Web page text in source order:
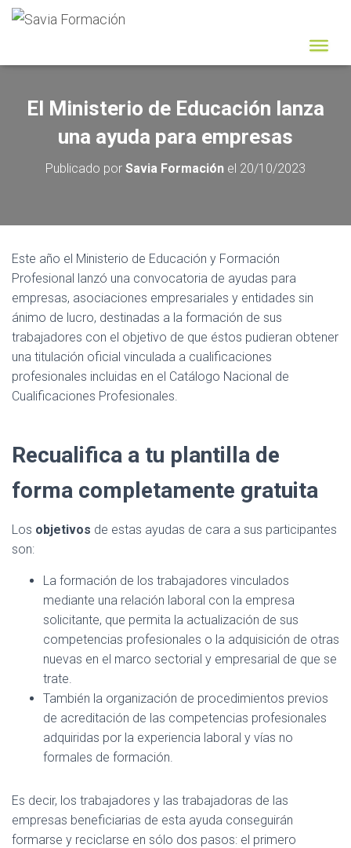
El Ministerio de Educación lanza
una ayuda para empresas
Publicado por Savia Formación el 20/10/2023
Este año el Ministerio de Educación y Formación
Profesional lanzó una convocatoria de ayudas para
empresas, asociaciones empresariales y entidades sin
ánimo de lucro, destinadas a la formación de sus
trabajadores con el objetivo de que éstos pudieran obtener
una titulación oficial vinculada a cualificaciones
profesionales incluidas en el Catálogo Nacional de
Cualificaciones Profesionales.
Recualifica a tu plantilla de
forma completamente gratuita
Los objetivos de estas ayudas de cara a sus participantes
son:
La formación de los trabajadores vinculados
mediante una relación laboral con la empresa
solicitante, que permita la actualización de sus
competencias profesionales o la adquisición de otras
nuevas en el marco sectorial y empresarial de que se
trate.
También la organización de procedimientos previos
de acreditación de las competencias profesionales
adquiridas por la experiencia laboral y vías no
formales de formación.
Es decir, los trabajadores y las trabajadoras de las
empresas beneficiarias de esta ayuda conseguirán
formarse y reciclarse en sólo dos pasos: el primero